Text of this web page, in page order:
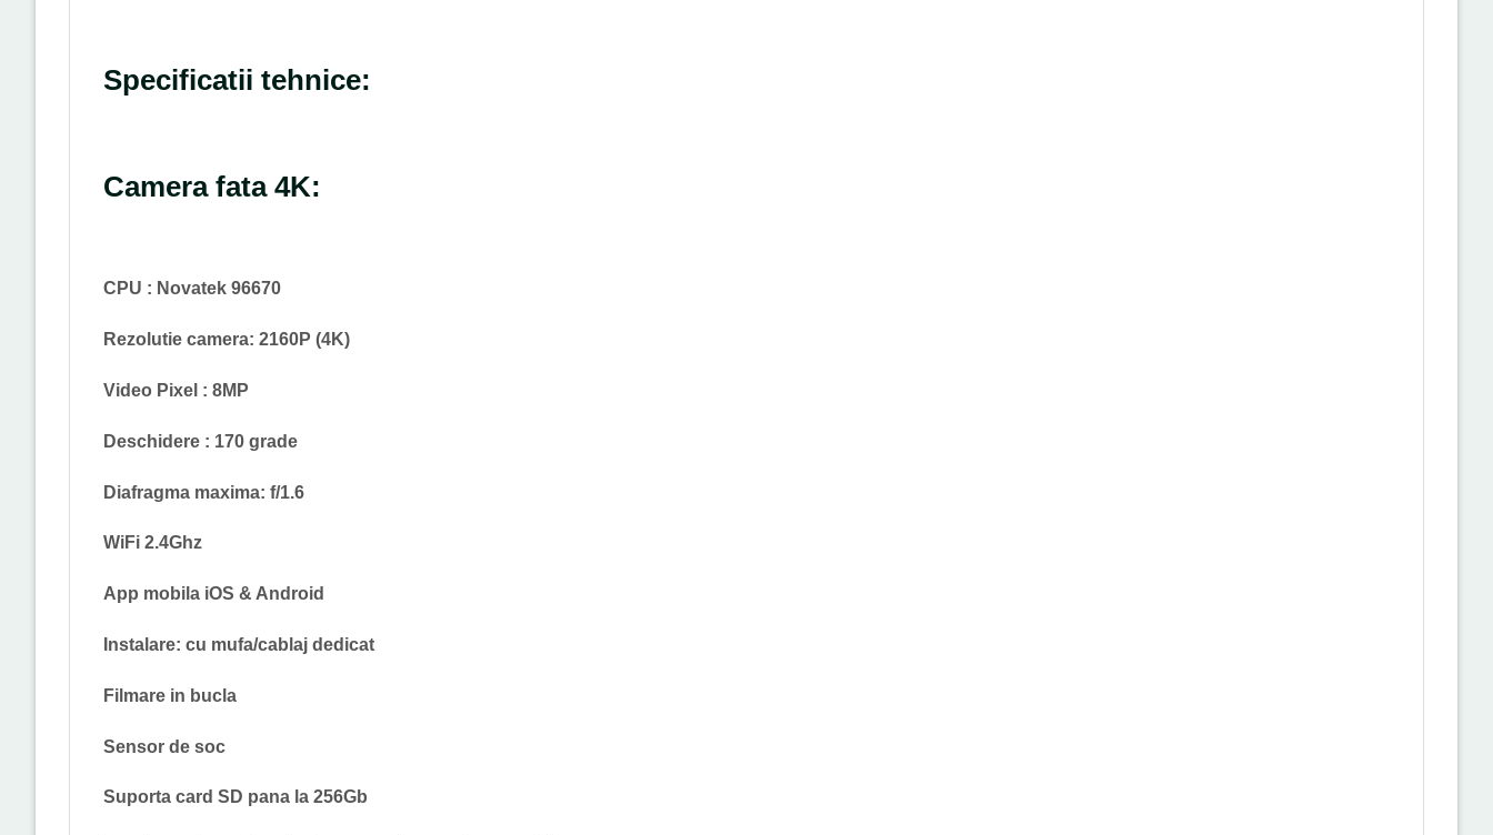
Specificatii tehnice:
Camera fata 4K:
CPU : Novatek 96670
Rezolutie camera: 2160P (4K)
Video Pixel : 8MP
Deschidere : 170 grade
Diafragma maxima: f/1.6
WiFi 2.4Ghz
App mobila iOS & Android
Instalare: cu mufa/cablaj dedicat
Filmare in bucla
Sensor de soc
Suporta card SD pana la 256Gb